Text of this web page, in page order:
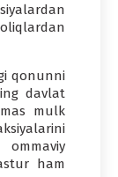
qonunni
davlat
mulk
ham